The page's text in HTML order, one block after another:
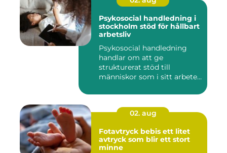
Psykosocial handledning i
stockholm stöd för hållbart
arbetsliv
Psykosocial handledning
handlar om att ge
strukturerat stöd till
människor som i sitt arbete
02. aug
Fotavtryck bebis ett litet
avtryck som blir ett stort
minne